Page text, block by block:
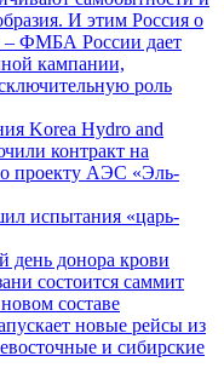
И этим Россия о
ФМБА России дает
кампании,
роль
Korea Hydro and
контракт на
проекту АЭС «Эль-
испытания «царь-
донора крови
состоится саммит
составе
новые рейсы из
и сибирские